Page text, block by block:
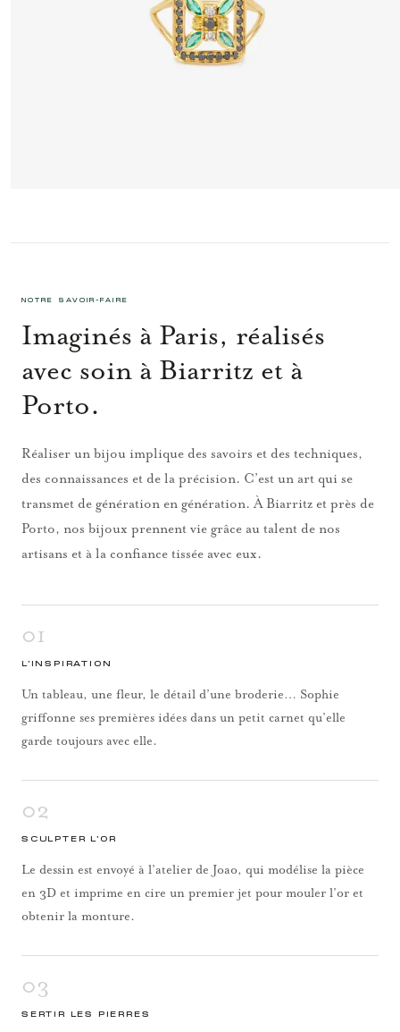
NOTRE SAVOIR-FAIRE
Imaginés à Paris, réalisés
avec soin à Biarritz et à
Porto.
Réaliser un bijou implique des savoirs et des techniques,
des connaissances et de la précision. C’est un art qui se
transmet de génération en génération. À Biarritz et près de
Porto, nos bijoux prennent vie grâce au talent de nos
artisans et à la confiance tissée avec eux.
01
L’INSPIRATION
Un tableau, une fleur, le détail d’une broderie… Sophie
griffonne ses premières idées dans un petit carnet qu’elle
garde toujours avec elle.
02
SCULPTER L’OR
Le dessin est envoyé à l’atelier de Joao, qui modélise la pièce
en 3D et imprime en cire un premier jet pour mouler l’or et
obtenir la monture.
03
SERTIR LES PIERRES